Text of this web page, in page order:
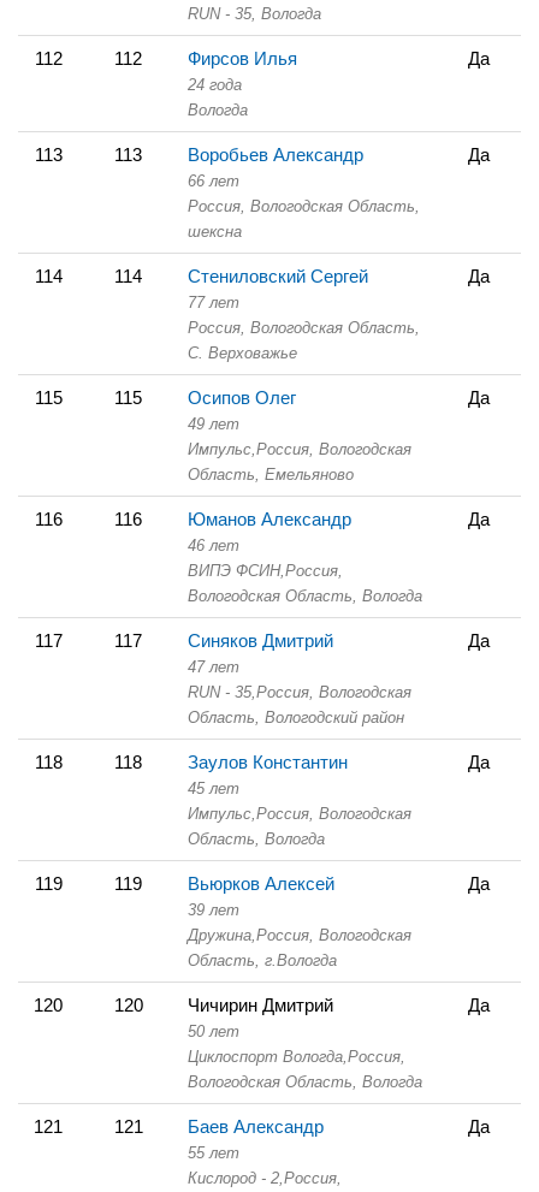
RUN - 35, Вологда
112 112 Фирсов Илья
24 года
Вологда
Да
113 113 Воробьев Александр
66 лет
Россия, Вологодская Область,
шексна
Да
114 114 Стениловский Сергей
77 лет
Россия, Вологодская Область,
С. Верховажье
Да
115 115 Осипов Олег
49 лет
Импульс, Россия, Вологодская
Область, Емельяново
Да
116 116 Юманов Александр
46 лет
ВИПЭ ФСИН, Россия,
Вологодская Область, Вологда
Да
117 117 Синяков Дмитрий
47 лет
RUN - 35, Россия, Вологодская
Область, Вологодский район
Да
118 118 Заулов Константин
45 лет
Импульс, Россия, Вологодская
Область, Вологда
Да
119 119 Вьюрков Алексей
39 лет
Дружина, Россия, Вологодская
Область, г.Вологда
Да
120 120 Чичирин Дмитрий
50 лет
Циклоспорт Вологда, Россия,
Вологодская Область, Вологда
Да
121 121 Баев Александр
55 лет
Кислород - 2, Россия,
Да